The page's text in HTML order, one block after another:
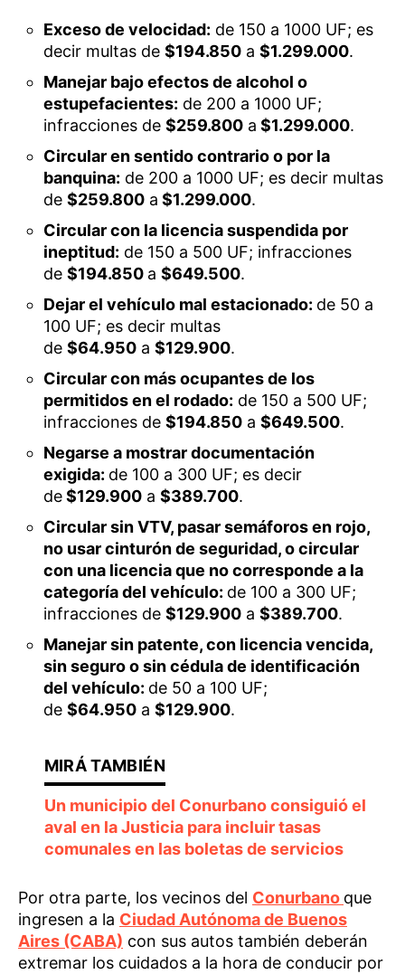
Exceso de velocidad: de 150 a 1000 UF; es
decir multas de$194.850 a$1.299.000.
Manejar bajo efectos de alcohol o
estupefacientes: de 200 a 1000 UF;
infracciones de$259.800 a $1.299.000.
Circular en sentido contrario o por la
banquina: de 200 a 1000 UF; es decir multas
de$259.800 a $1.299.000.
Circular con la licencia suspendida por
ineptitud: de 150 a 500 UF; infracciones
de$194.850 a$649.500.
Dejar el vehículo mal estacionado: de 50 a
100 UF; es decir multas
de$64.950 a$129.900.
Circular con más ocupantes de los
permitidos en el rodado: de 150 a 500 UF;
infracciones de$194.850 a$649.500.
Negarse a mostrar documentación
exigida: de 100 a 300 UF; es decir
de$129.900 a$389.700.
Circular sin VTV, pasar semáforos en rojo,
no usar cinturón de seguridad, o circular
con una licencia que no corresponde a la
categoría del vehículo: de 100 a 300 UF;
infracciones de$129.900 a$389.700.
Manejar sin patente, con licencia vencida,
sin seguro o sin cédula de identificación
del vehículo: de 50 a 100 UF;
de$64.950 a$129.900.
Un municipio del Conurbano consiguió el
aval en la Justicia para incluir tasas
comunales en las boletas de servicios
Por otra parte, los vecinos del Conurbano que
ingresen a la Ciudad Autónoma de Buenos
Aires (CABA) con sus autos también deberán
extremar los cuidados a la hora de conducir por